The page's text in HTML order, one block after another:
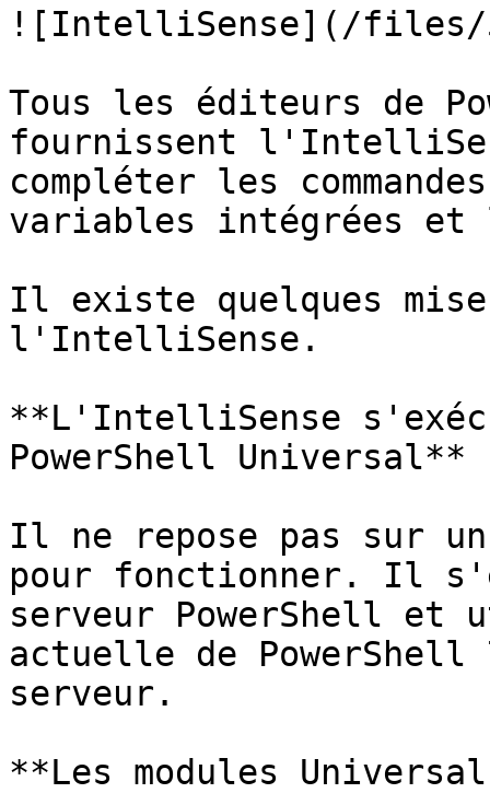
![IntelliSense](/files/
Tous les éditeurs de
fournissent
compléter les
variables intégrées et
Il existe quelques
l'IntelliSense.
**L'IntelliSense
PowerShell Universal**
Il ne repose pas sur
pour fonctionner. Il
serveur PowerShell
actuelle de
serveur.
**Les modules